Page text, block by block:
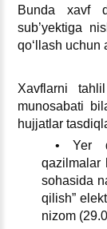
Bunda хavf
sub’yektiga
qoʻllash uchun
Xavflarni
munosabati
hujjatlar
• Yer
qazilmalar
sohasida
qilish”
nizom